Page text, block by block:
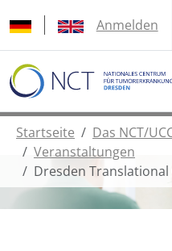
Anmelden
Startseite
Das NCT/
Veranstaltungen
Dresden